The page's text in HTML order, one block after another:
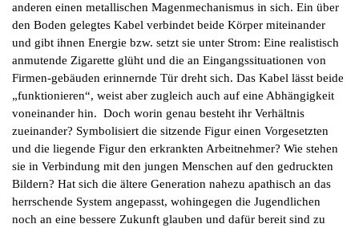
anderen einen metallischen Magenmechanismus in sich. Ein über
den Boden gelegtes Kabel verbindet beide Körper miteinander
und gibt ihnen Energie bzw. setzt sie unter Strom: Eine realistisch
anmutende Zigarette glüht und die an Eingangssituationen von
Firmen-gebäuden erinnernde Tür dreht sich. Das Kabel lässt beide
„funktionieren“, weist aber zugleich auch auf eine Abhängigkeit
voneinander hin. Doch worin genau besteht ihr Verhältnis
zueinander? Symbolisiert die sitzende Figur einen Vorgesetzten
und die liegende Figur den erkrankten Arbeitnehmer? Wie stehen
sie in Verbindung mit den jungen Menschen auf den gedruckten
Bildern? Hat sich die ältere Generation nahezu apathisch an das
herrschende System angepasst, wohingegen die Jugendlichen
noch an eine bessere Zukunft glauben und dafür bereit sind zu